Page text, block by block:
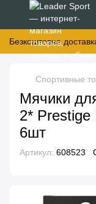
Безкоштовна
Спортивные
Мячики
2* Prestige
6шт
Артикул: 608523